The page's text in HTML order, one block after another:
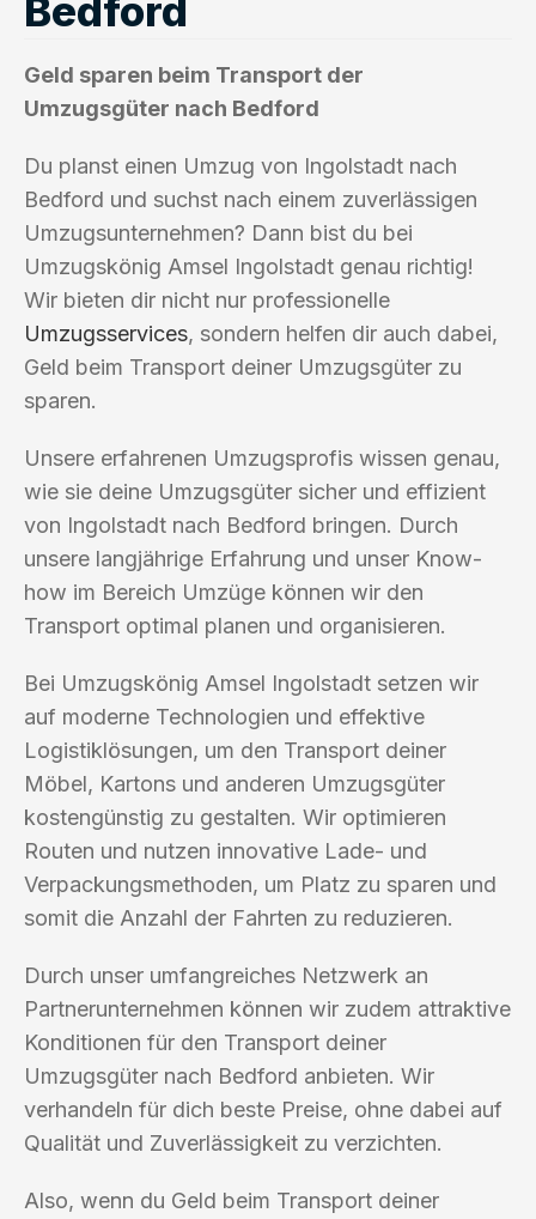
Bedford
Geld sparen beim Transport der
Umzugsgüter nach Bedford
Du planst einen Umzug von Ingolstadt nach
Bedford und suchst nach einem zuverlässigen
Umzugsunternehmen? Dann bist du bei
Umzugskönig Amsel Ingolstadt genau richtig!
Wir bieten dir nicht nur professionelle
Umzugsservices, sondern helfen dir auch dabei,
Geld beim Transport deiner Umzugsgüter zu
sparen.
Unsere erfahrenen Umzugsprofis wissen genau,
wie sie deine Umzugsgüter sicher und effizient
von Ingolstadt nach Bedford bringen. Durch
unsere langjährige Erfahrung und unser Know-
how im Bereich Umzüge können wir den
Transport optimal planen und organisieren.
Bei Umzugskönig Amsel Ingolstadt setzen wir
auf moderne Technologien und effektive
Logistiklösungen, um den Transport deiner
Möbel, Kartons und anderen Umzugsgüter
kostengünstig zu gestalten. Wir optimieren
Routen und nutzen innovative Lade- und
Verpackungsmethoden, um Platz zu sparen und
somit die Anzahl der Fahrten zu reduzieren.
Durch unser umfangreiches Netzwerk an
Partnerunternehmen können wir zudem attraktive
Konditionen für den Transport deiner
Umzugsgüter nach Bedford anbieten. Wir
verhandeln für dich beste Preise, ohne dabei auf
Qualität und Zuverlässigkeit zu verzichten.
Also, wenn du Geld beim Transport deiner